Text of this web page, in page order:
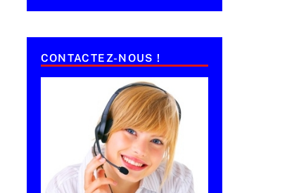
CONTACTEZ-NOUS !